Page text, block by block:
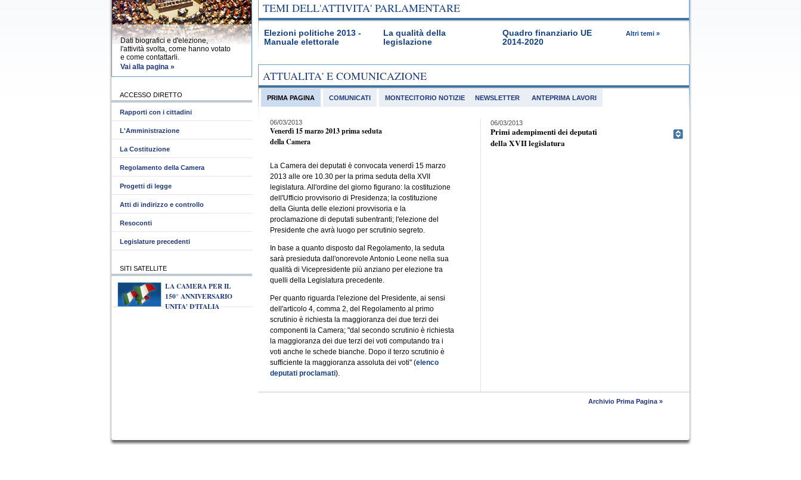
TEMI DELL'ATTIVITA' PARLAMENTARE
Elezioni politiche 2013 -
Manuale elettorale
La qualità della
legislazione
Quadro finanziario UE
2014-2020
Altri temi »
ATTUALITA' E COMUNICAZIONE
PRIMA PAGINA
06/03/2013
Venerdì 15 marzo 2013 prima seduta
della Camera
La Camera dei deputati è convocata venerdì 15 marzo
2013 alle ore 10.30 per la prima seduta della XVII
legislatura. All'ordine del giorno figurano: la costituzione
dell'Ufficio provvisorio di Presidenza; la costituzione
della Giunta delle elezioni provvisoria e la
proclamazione di deputati subentranti; l'elezione del
Presidente che avrà luogo per scrutinio segreto.
In base a quanto disposto dal Regolamento, la seduta
sarà presieduta dall'onorevole Antonio Leone nella sua
qualità di Vicepresidente più anziano per elezione tra
quelli della Legislatura precedente.
Per quanto riguarda l'elezione del Presidente, ai sensi
dell'articolo 4, comma 2, del Regolamento al primo
scrutinio è richiesta la maggioranza dei due terzi dei
componenti la Camera; "dal secondo scrutinio è richiesta
la maggioranza dei due terzi dei voti computando tra i
voti anche le schede bianche. Dopo il terzo scrutinio è
sufficiente la maggioranza assoluta dei voti" (elenco
deputati proclamati).
06/03/2013
Primi adempimenti dei deputati
della XVII legislatura
Archivio Prima Pagina »
COMUNICATI MONTECITORIO NOTIZIE ANTEPRIMA LAVORI
NEWSLETTER
Dati biografici e d'elezione,
l'attività svolta, come hanno votato
e come contattarli.
Vai alla pagina »
ACCESSO DIRETTO
Rapporti con i cittadini
L'Amministrazione
La Costituzione
Regolamento della Camera
Progetti di legge
Atti di indirizzo e controllo
Resoconti
Legislature precedenti
SITI SATELLITE
LA CAMERA PER IL
150° ANNIVERSARIO
UNITA' D'ITALIA